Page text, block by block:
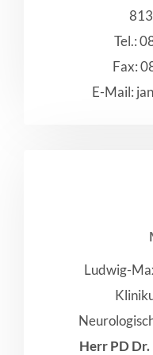
Tel.:
Fax:
E-Mail:
Ludwig-
Herr PD Dr.